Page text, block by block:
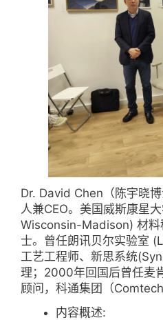
Dr. David Chen（陈宇晓
人兼CEO。美国威斯康星
Wisconsin-Madison) 材料
士。曾任朗讯贝尔实验室
工艺工程师、新思系统
理；2000年回国后曾任麦
顾问，科通集团（
内容概述: